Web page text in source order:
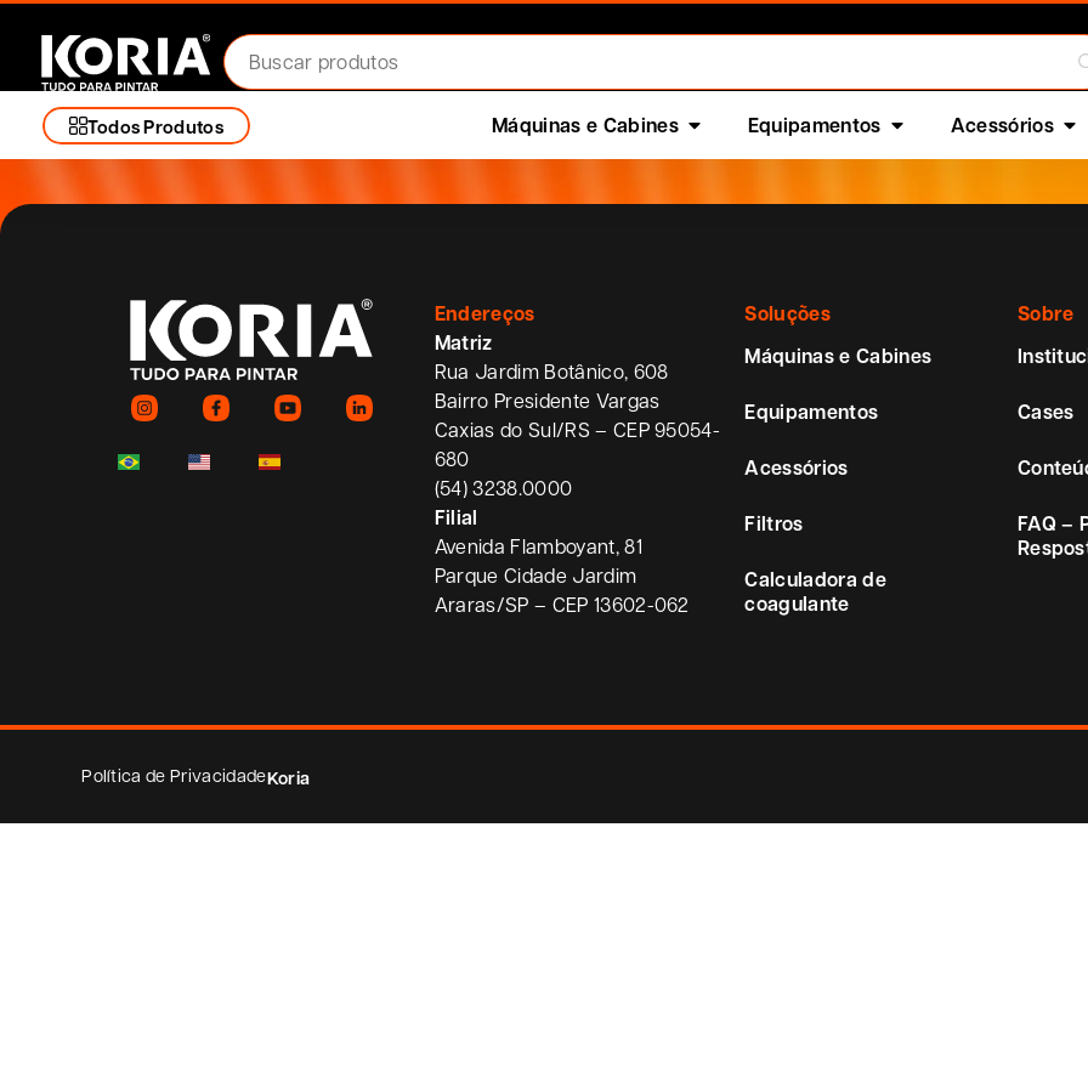
Todos Produtos Máquinas e Cabines Equipamentos Acessórios
Dúvidas ou mais informações? Quero ser cliente
Endereços
Matriz
Rua Jardim Botânico, 608
Bairro Presidente Vargas
Caxias do Sul/RS – CEP 95054-
680
(54) 3238.0000
Filial
Avenida Flamboyant, 81
Parque Cidade Jardim
Araras/SP – CEP 13602-062
Soluções
Máquinas e Cabines
Equipamentos
Acessórios
Filtros
Calculadora de
coagulante
Sobre
Cases
FAQ –
Política de PrivacidadeKoria